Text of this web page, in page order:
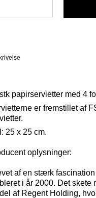
papirservietter med 4
er fremstillet af
25 x 25 cm.
oplysninger:
af en stærk
i år 2000. Det skete
af Regent Holding,